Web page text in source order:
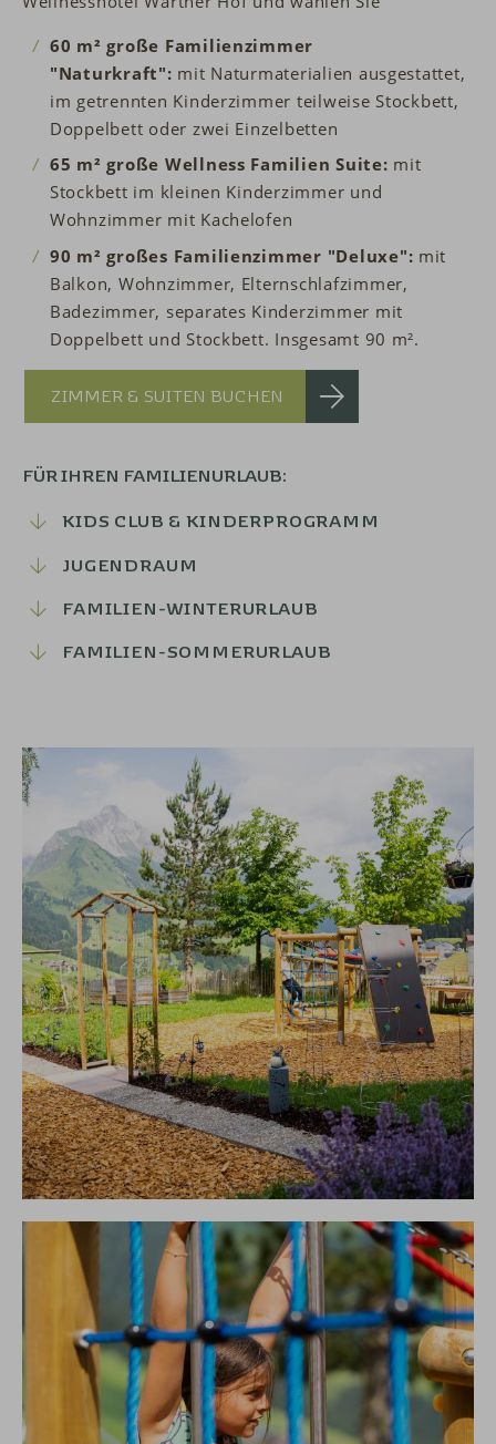
60 m² große Familienzimmer
"Naturkraft": mit Naturmaterialien ausgestattet,
im getrennten Kinderzimmer teilweise Stockbett,
Doppelbett oder zwei Einzelbetten
65 m² große Wellness Familien Suite: mit
Stockbett im kleinen Kinderzimmer und
Wohnzimmer mit Kachelofen
90 m² großes Familienzimmer "Deluxe": mit
Balkon, Wohnzimmer, Elternschlafzimmer,
Badezimmer, separates Kinderzimmer mit
Doppelbett und Stockbett. Insgesamt 90 m².
ZIMMER & SUITEN BUCHEN
FÜR IHREN FAMILIENURLAUB:
KIDS CLUB & KINDERPROGRAMM
JUGENDRAUM
FAMILIEN-WINTERURLAUB
FAMILIEN-SOMMERURLAUB